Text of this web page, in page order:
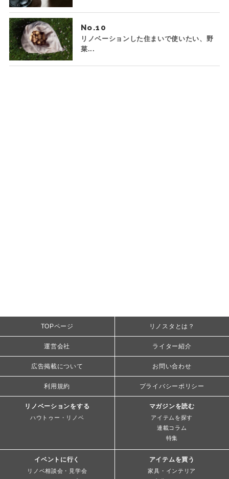
No.
リノベーションした住まいで使いたい、野
菜...
TOPページ リノスタとは？
運営会社 ライター紹介
広告掲載について お問い合わせ
利用規約 プライバシーポリシー
リノベーションをする
ハウトゥー・リノベ
マガジンを読む
アイテムを探す
連載コラム
特集
イベントに行く
リノベ相談会・見学会
アイテムを買う
家具・インテリア